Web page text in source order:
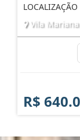
LOCALIZAÇÃO
Vila Mariana
R$